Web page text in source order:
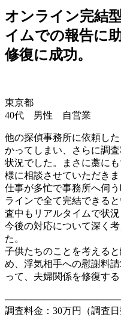
オンライン完結
イムでの報告に
修復に成功。
東京都
40代 男性 自営業
他の探偵事務所に依頼し
かってしまい、さらに調
状況でした。まさに藁に
様に相談させていただきま
仕事が多忙で事務所へ伺
ラインで全て完結できる
査中もリアルタイムで状
今後の対応について深く
た。
子供たちのことを考える
め、浮気相手への慰謝料
って、夫婦関係を修復する
調査料金：30万円（調査日